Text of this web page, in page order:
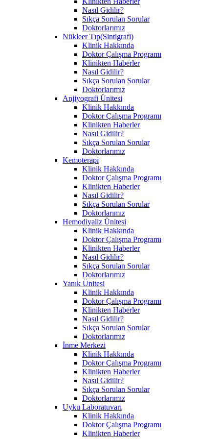
Nasıl Gidilir?
Sıkça Sorulan Sorular
Doktorlarımız
Nükleer Tıp(Sintigrafi)
Klinik Hakkında
Doktor Çalışma Programı
Klinikten Haberler
Nasıl Gidilir?
Sıkça Sorulan Sorular
Doktorlarımız
Anjiyografi Ünitesi
Klinik Hakkında
Doktor Çalışma Programı
Klinikten Haberler
Nasıl Gidilir?
Sıkça Sorulan Sorular
Doktorlarımız
Kemoterapi
Klinik Hakkında
Doktor Çalışma Programı
Klinikten Haberler
Nasıl Gidilir?
Sıkça Sorulan Sorular
Doktorlarımız
Hemodiyaliz Ünitesi
Klinik Hakkında
Doktor Çalışma Programı
Klinikten Haberler
Nasıl Gidilir?
Sıkça Sorulan Sorular
Doktorlarımız
Yanık Ünitesi
Klinik Hakkında
Doktor Çalışma Programı
Klinikten Haberler
Nasıl Gidilir?
Sıkça Sorulan Sorular
Doktorlarımız
İnme Merkezi
Klinik Hakkında
Doktor Çalışma Programı
Klinikten Haberler
Nasıl Gidilir?
Sıkça Sorulan Sorular
Doktorlarımız
Uyku Laboratuvarı
Klinik Hakkında
Doktor Çalışma Programı
Klinikten Haberler